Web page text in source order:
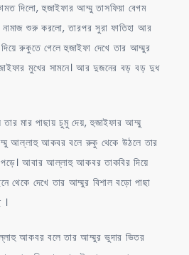
দিলো, হুজাইফার আম্মু তাসফিয়া বেগম
শুরু করলো, তারপর সুরা ফাতিহা আর
রুকুতে গেলে হুজাইফা দেখে তার আম্মুর
মুখের সামনে। আর দুজনের বড় বড় দুধ
মার পাছায় চুমু দেয়, হুজাইফার আম্মু
আল্লাহু আকবর বলে রুকু থেকে উঠলে তার
পড়ে। আবার আল্লাহু আকবর তাকবির দিয়ে
থেকে দেখে তার আম্মুর বিশাল বড়ো পাছা
।
আকবর বলে তার আম্মুর ভুদার ভিতর